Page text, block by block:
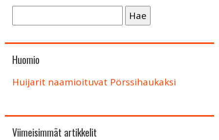
Huomio
Huijarit naamioituvat Pörssihaukaksi
Viimeisimmät artikkelit